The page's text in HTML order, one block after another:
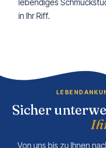
lebendiges
in Ihr Riff.
Sicher
Von uns bis zu Ihnen